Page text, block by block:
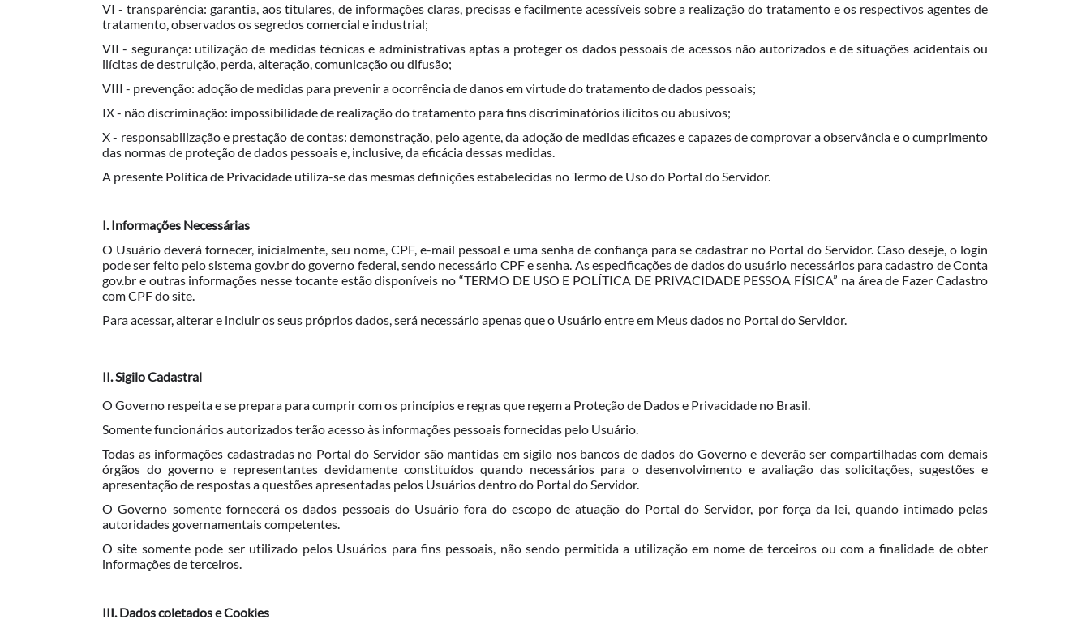
VI - transparência: garantia, aos titulares, de informações claras, precisas e facilmente acessíveis sobre a realização do tratamento e os respectivos agentes de
tratamento, observados os segredos comercial e industrial;
VII - segurança: utilização de medidas técnicas e administrativas aptas a proteger os dados pessoais de acessos não autorizados e de situações acidentais ou
ilícitas de destruição, perda, alteração, comunicação ou difusão;
VIII - prevenção: adoção de medidas para prevenir a ocorrência de danos em virtude do tratamento de dados pessoais;
IX - não discriminação: impossibilidade de realização do tratamento para fins discriminatórios ilícitos ou abusivos;
X - responsabilização e prestação de contas: demonstração, pelo agente, da adoção de medidas eficazes e capazes de comprovar a observância e o cumprimento
das normas de proteção de dados pessoais e, inclusive, da eficácia dessas medidas.
A presente Política de Privacidade utiliza-se das mesmas definições estabelecidas no Termo de Uso do Portal do Servidor.
I. Informações Necessárias
O Usuário deverá fornecer, inicialmente, seu nome, CPF, e-mail pessoal e uma senha de confiança para se cadastrar no Portal do Servidor. Caso deseje, o login
pode ser feito pelo sistema gov.br do governo federal, sendo necessário CPF e senha. As especificações de dados do usuário necessários para cadastro de Conta
gov.br e outras informações nesse tocante estão disponíveis no “TERMO DE USO E POLÍTICA DE PRIVACIDADE PESSOA FÍSICA” na área de Fazer Cadastro
com CPF do site.
Para acessar, alterar e incluir os seus próprios dados, será necessário apenas que o Usuário entre em Meus dados no Portal do Servidor.
II. Sigilo Cadastral
O Governo respeita e se prepara para cumprir com os princípios e regras que regem a Proteção de Dados e Privacidade no Brasil.
Somente funcionários autorizados terão acesso às informações pessoais fornecidas pelo Usuário.
Todas as informações cadastradas no Portal do Servidor são mantidas em sigilo nos bancos de dados do Governo e deverão ser compartilhadas com demais
órgãos do governo e representantes devidamente constituídos quando necessários para o desenvolvimento e avaliação das solicitações, sugestões e
apresentação de respostas a questões apresentadas pelos Usuários dentro do Portal do Servidor.
O Governo somente fornecerá os dados pessoais do Usuário fora do escopo de atuação do Portal do Servidor, por força da lei, quando intimado pelas
autoridades governamentais competentes.
O site somente pode ser utilizado pelos Usuários para fins pessoais, não sendo permitida a utilização em nome de terceiros ou com a finalidade de obter
informações de terceiros.
III. Dados coletados e Cookies